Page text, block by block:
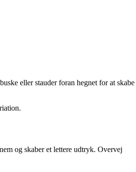
eller stauder foran hegnet for at skabe
og skaber et lettere udtryk. Overvej